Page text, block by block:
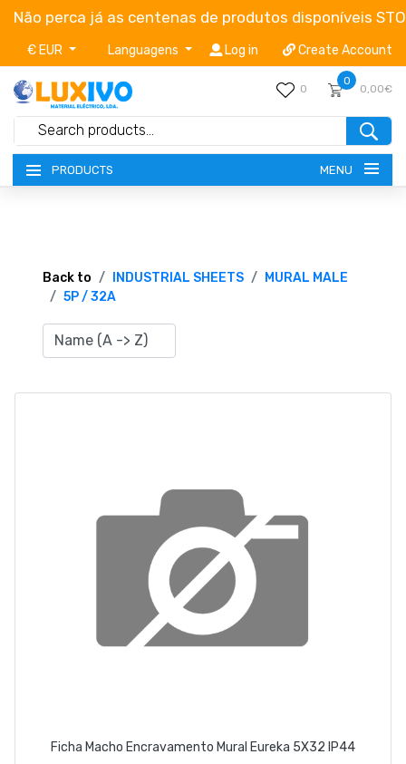
Não perca já as centenas de produtos disponíveis
€ EUR Languagens Log in Create Account
0
0
0,00€
PRODUCTS MENU
TERMS OF SERVICE
geral@luxivo.pt
Back to INDUSTRIAL SHEETS
MURAL MALE
5P / 32A
Ficha Macho Encravamento Mural Eureka 5X32 IP44